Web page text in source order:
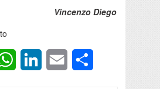
Vincenzo Diego
WhatsAppLinkedInEmail